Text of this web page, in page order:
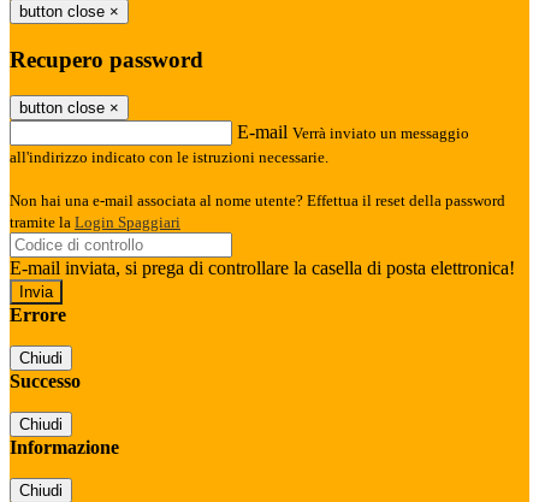
button close ×
Recupero password
button close ×
E-mail Verrà inviato un messaggio
all'indirizzo indicato con le istruzioni necessarie.
Non hai una e-mail associata al nome utente? Effettua il reset della password
tramite la Login Spaggiari
E-mail inviata, si prega di controllare la casella di posta elettronica!
Errore
Chiudi
Successo
Chiudi
Informazione
Chiudi